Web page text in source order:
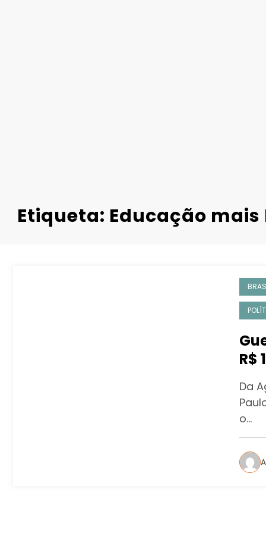
Etiqueta: Educação mais
R$
Da
o…